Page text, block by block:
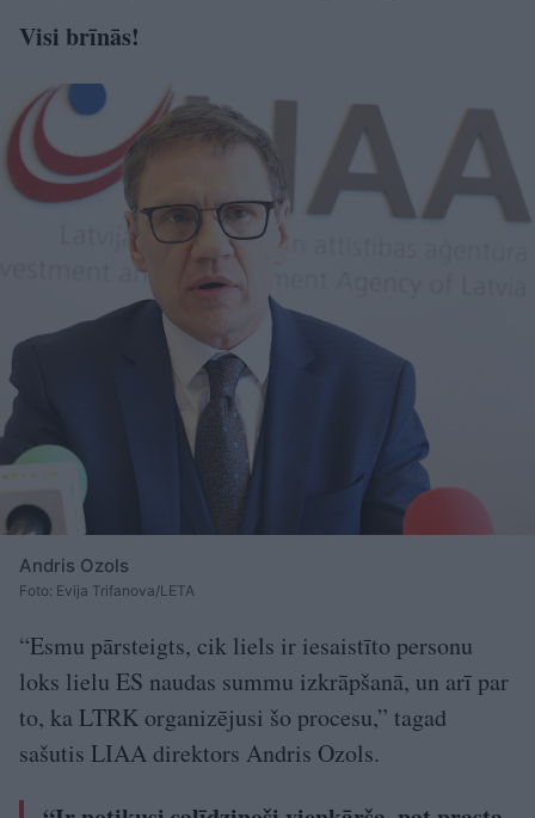
Visi brīnās!
Andris Ozols
Foto: Evija Trifanova/LETA
“Esmu pārsteigts, cik liels ir iesaistīto personu
loks lielu ES naudas summu izkrāpšanā, un arī par
to, ka LTRK organizējusi šo procesu,” tagad
sašutis LIAA direktors Andris Ozols.